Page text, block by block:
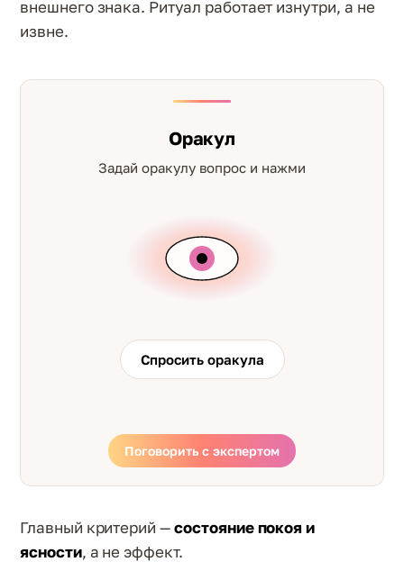
внешнего знака. Ритуал работает изнутри, а не
извне.
Оракул
Задай оракулу вопрос и нажми
Спросить оракула
Поговорить с экспертом
Главный критерий —состояние покоя и
ясности, а не эффект.